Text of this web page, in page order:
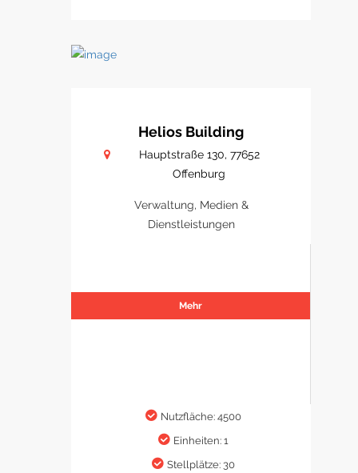
Helios Building
Hauptstraße 130, 77652
Offenburg
Verwaltung, Medien &
Dienstleistungen
Mehr
Nutzfläche: 4500
Einheiten: 1
Stellplätze: 30